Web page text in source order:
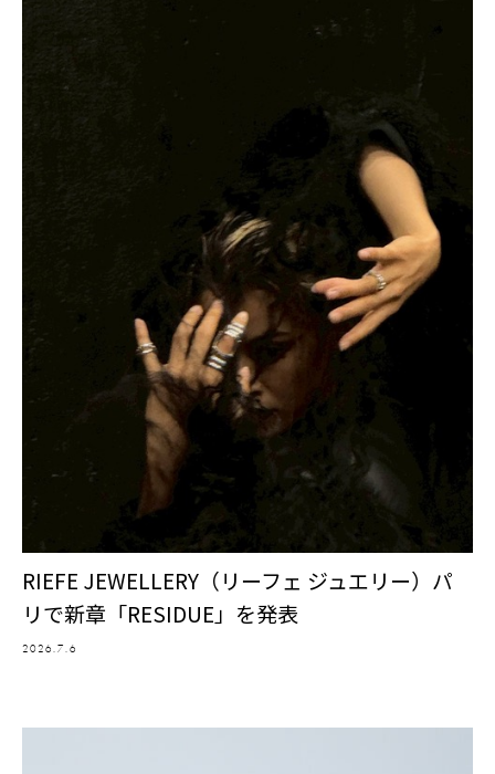
RIEFE JEWELLERY（リーフェ ジュエリー）パ
リで新章「RESIDUE」を発表
2026.7.6